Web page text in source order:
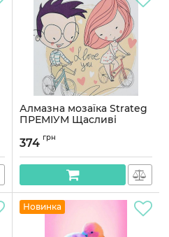
Алмазна мозаїка Strateg
ПРЕМІУМ Щасливі
см (HEE16325)
Артикул:HEE16325
374 грн
Новинка